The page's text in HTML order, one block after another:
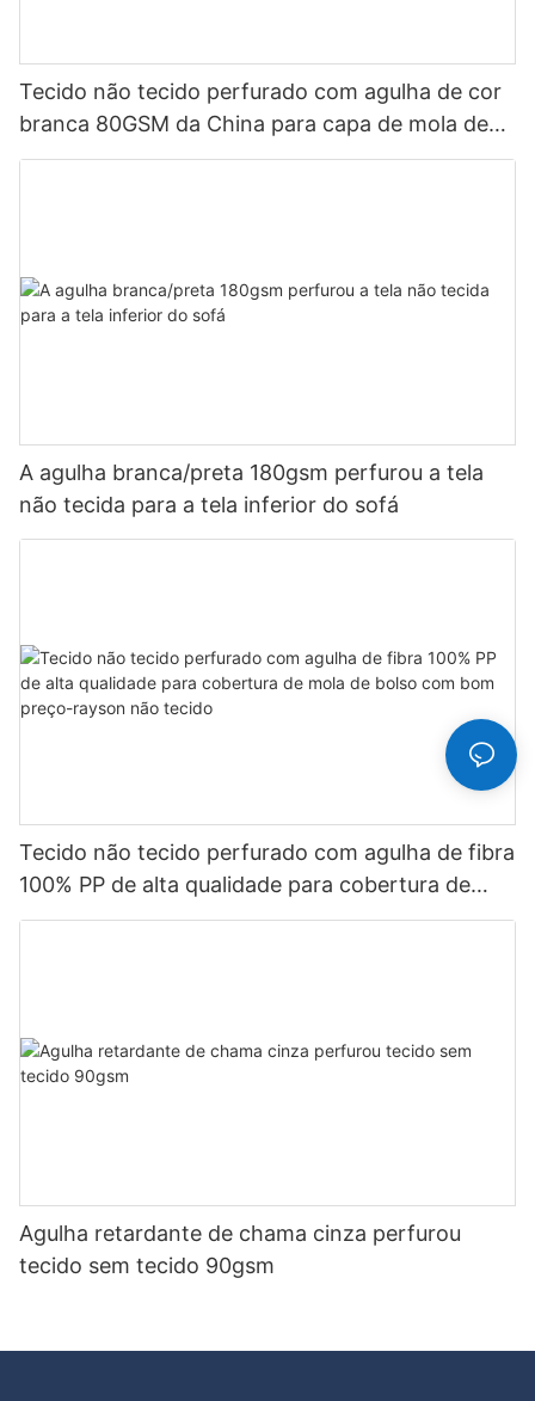
Tecido não tecido perfurado com agulha de cor
branca 80GSM da China para capa de mola de
bolso Não tecido personalizado-rayson
A agulha branca/preta 180gsm perfurou a tela
não tecida para a tela inferior do sofá
Tecido não tecido perfurado com agulha de fibra
100% PP de alta qualidade para cobertura de
mola de bolso com bom preço-rayson não
Agulha retardante de chama cinza perfurou
tecido sem tecido 90gsm